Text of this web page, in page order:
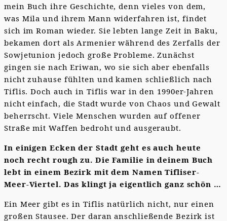
mein Buch ihre Geschichte, denn vieles von dem,
was Mila und ihrem Mann widerfahren ist, findet
sich im Roman wieder. Sie lebten lange Zeit in Baku,
bekamen dort als Armenier während des Zerfalls der
Sowjetunion jedoch große Probleme. Zunächst
gingen sie nach Eriwan, wo sie sich aber ebenfalls
nicht zuhause fühlten und kamen schließlich nach
Tiflis. Doch auch in Tiflis war in den 1990er-Jahren
nicht einfach, die Stadt wurde von Chaos und Gewalt
beherrscht. Viele Menschen wurden auf offener
Straße mit Waffen bedroht und ausgeraubt.
In einigen Ecken der Stadt geht es auch heute
noch recht rough zu. Die Familie in deinem Buch
lebt in einem Bezirk mit dem Namen Tifliser-
Meer-Viertel. Das klingt ja eigentlich ganz schön …
Ein Meer gibt es in Tiflis natürlich nicht, nur einen
großen Stausee. Der daran anschließende Bezirk ist